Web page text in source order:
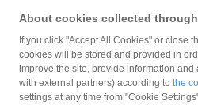
反社会的勢力に対する方針
勧誘方針
マネロン等基本方針
カスタマーハラスメントに関する当社の考え
About cookies collected
If you click "Accept All Cookies" or close
cookies will be stored and provided in
improve the site, provide information
with external partners) according to the
settings at any time from "Cookie